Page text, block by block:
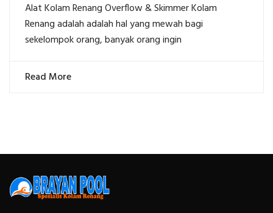
Alat Kolam Renang Overflow & Skimmer Kolam
Renang adalah adalah hal yang mewah bagi
sekelompok orang, banyak orang ingin
Read More